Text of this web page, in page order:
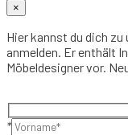
×
Hier kannst du dich
anmelden. Er enthält
Möbeldesigner vor.
*